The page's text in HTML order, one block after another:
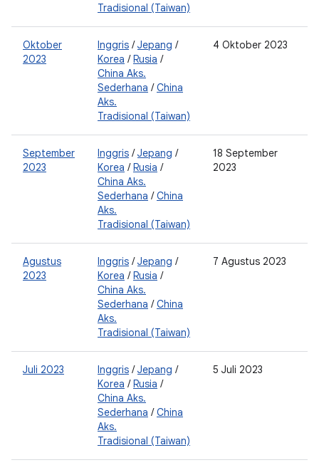
Tradisional (Taiwan)
Oktober
2023
Inggris /Jepang /
Korea /Rusia /
China Aks.
Sederhana /China
Aks.
Tradisional (Taiwan)
4 Oktober 2023
September
2023
Inggris /Jepang /
Korea /Rusia /
China Aks.
Sederhana /China
Aks.
Tradisional (Taiwan)
18 September
2023
Agustus
2023
Inggris /Jepang /
Korea /Rusia /
China Aks.
Sederhana /China
Aks.
Tradisional (Taiwan)
7 Agustus 2023
Juli 2023 Inggris /Jepang /
Korea /Rusia /
China Aks.
Sederhana /China
Aks.
Tradisional (Taiwan)
5 Juli 2023